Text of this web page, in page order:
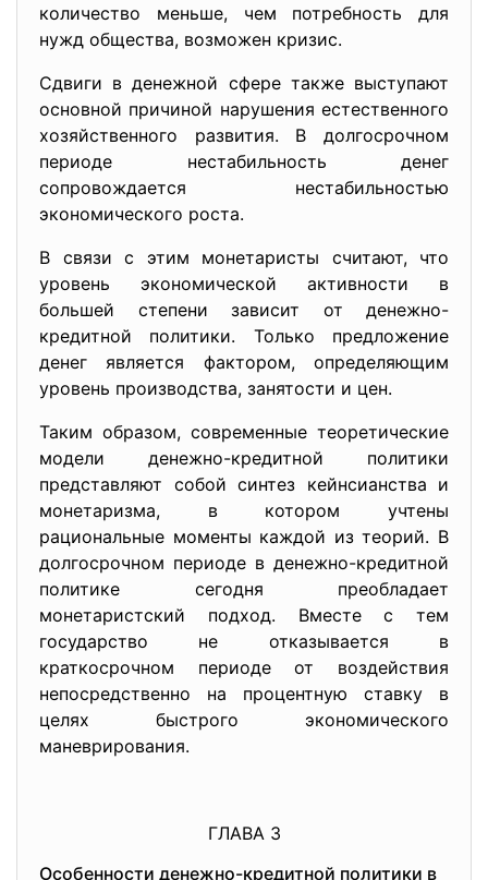
количество меньше, чем потребность для
нужд общества, возможен кризис.
Сдвиги в денежной сфере также выступают
основной причиной нарушения естественного
хозяйственного развития. В долгосрочном
периоде нестабильность денег
сопровождается нестабильностью
экономического роста.
В связи с этим монетаристы считают, что
уровень экономической активности в
большей степени зависит от денежно-
кредитной политики. Только предложение
денег является фактором, определяющим
уровень производства, занятости и цен.
Таким образом, современные теоретические
модели денежно-кредитной политики
представляют собой синтез кейнсианства и
монетаризма, в котором учтены
рациональные моменты каждой из теорий. В
долгосрочном периоде в денежно-кредитной
политике сегодня преобладает
монетаристский подход. Вместе с тем
государство не отказывается в
краткосрочном периоде от воздействия
непосредственно на процентную ставку в
целях быстрого экономического
маневрирования.
ГЛАВА 3
Особенности денежно-кредитной политики в